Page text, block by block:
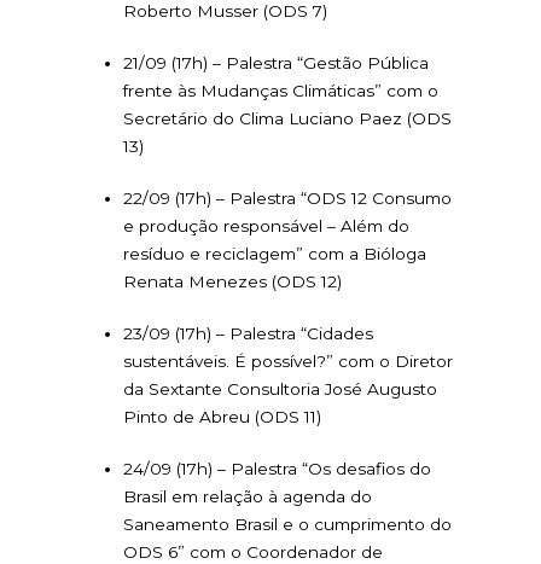
Roberto Musser (ODS 7)
21/09 (17h) – Palestra “Gestão Pública
frente às Mudanças Climáticas” com o
Secretário do Clima Luciano Paez (ODS
13)
22/09 (17h) – Palestra “ODS 12 Consumo
e produção responsável – Além do
resíduo e reciclagem” com a Bióloga
Renata Menezes (ODS 12)
23/09 (17h) – Palestra “Cidades
sustentáveis. É possível?” com o Diretor
da Sextante Consultoria José Augusto
Pinto de Abreu (ODS 11)
24/09 (17h) – Palestra “Os desafios do
Brasil em relação à agenda do
Saneamento Brasil e o cumprimento do
ODS 6” com o Coordenador de